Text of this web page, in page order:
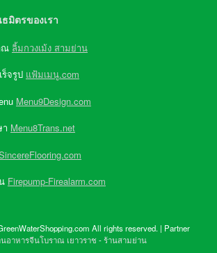
มิตรของเรา
ณ ลิ้มกวงเม้ง สามย่าน
จรูป แฟ้มเมนู.com
Menu9Design.com
Menu8Trans.net
Firepump-Firealarm.com
All rights reserved. | Partner
อาหารจีนโบราณ เยาวราช-ร้านสามย่าน